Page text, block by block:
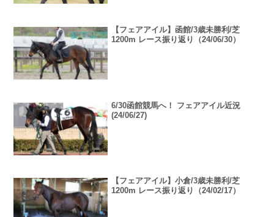
【フェアアイル】函館/3歳未勝利/芝
1200m レース振り返り（24/06/30）
6/30函館競馬へ！ フェアアイル近況
(24/06/27)
【フェアアイル】小倉/3歳未勝利/芝
1200m レース振り返り（24/02/17）